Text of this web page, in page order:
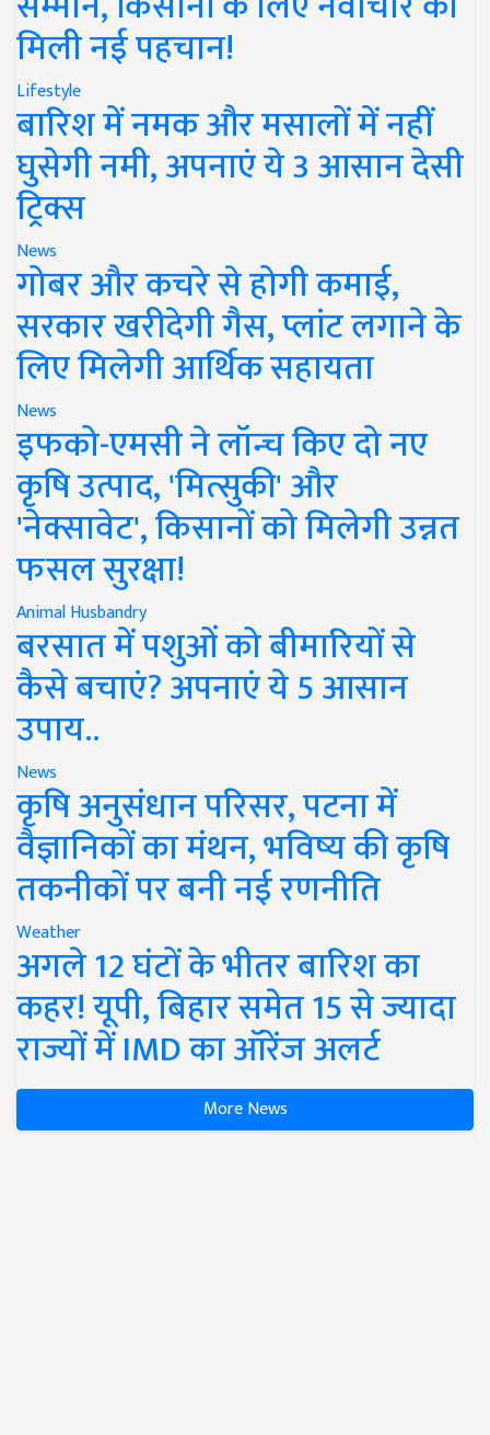
मिली नई पहचान!
Lifestyle
बारिश में नमक और मसालों में नहीं
घुसेगी नमी, अपनाएं ये 3 आसान देसी
ट्रिक्स
News
गोबर और कचरे से होगी कमाई,
सरकार खरीदेगी गैस, प्लांट लगाने के
लिए मिलेगी आर्थिक सहायता
News
इफको-एमसी ने लॉन्च किए दो नए
कृषि उत्पाद, 'मित्सुकी' और
'नेक्सावेट', किसानों को मिलेगी उन्नत
फसल सुरक्षा!
Animal Husbandry
बरसात में पशुओं को बीमारियों से
कैसे बचाएं? अपनाएं ये 5 आसान
उपाय..
News
कृषि अनुसंधान परिसर, पटना में
वैज्ञानिकों का मंथन, भविष्य की कृषि
तकनीकों पर बनी नई रणनीति
Weather
अगले 12 घंटों के भीतर बारिश का
कहर! यूपी, बिहार समेत 15 से ज्यादा
राज्यों में IMD का ऑरेंज अलर्ट
More News